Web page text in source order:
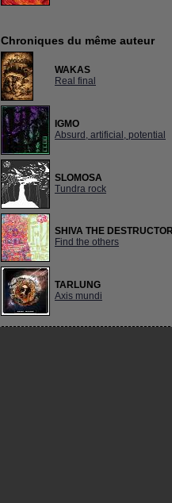
Chroniques du même auteur
WAKAS
Real final
IGMO
Absurd, artificial, potential
SLOMOSA
Tundra rock
SHIVA THE DESTRUCTOR
Find the others
TARLUNG
Axis mundi